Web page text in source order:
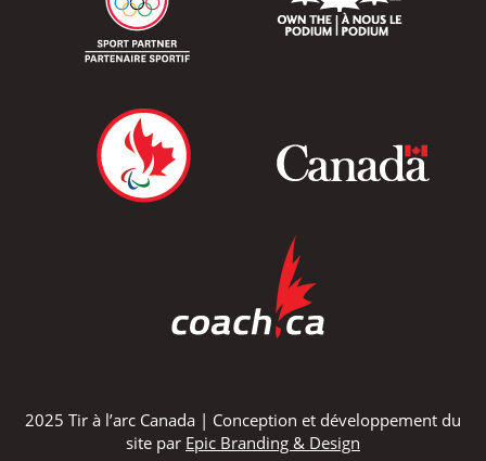
2025 Tir à l’arc Canada | Conception et développement du
site par Epic Branding & Design